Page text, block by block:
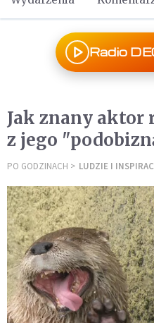
Radio
Jak znany aktor
z jego
PO GODZINACH LUDZIE I